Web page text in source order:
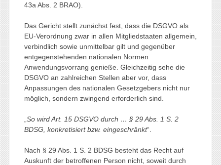
43a Abs. 2 BRAO).
Das Gericht stellt zunächst fest, dass die DSGVO als
EU-Verordnung zwar in allen Mitgliedstaaten allgemein,
verbindlich sowie unmittelbar gilt und gegenüber
entgegenstehenden nationalen Normen
Anwendungsvorrang genieße. Gleichzeitig sehe die
DSGVO an zahlreichen Stellen aber vor, dass
Anpassungen des nationalen Gesetzgebers nicht nur
möglich, sondern zwingend erforderlich sind.
So wird Art. 15 DSGVO durch … § 29 Abs. 1 S. 2
BDSG, konkretisiert bzw. eingeschränkt“.
Nach § 29 Abs. 1 S. 2 BDSG besteht das Recht auf
Auskunft der betroffenen Person nicht, soweit durch